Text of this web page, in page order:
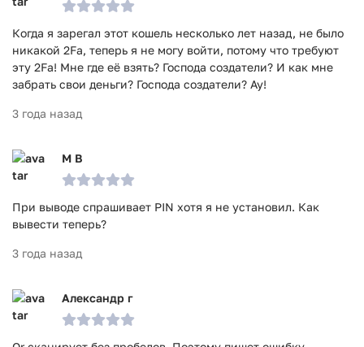
Когда я зарегал этот кошель несколько лет назад, не было
никакой 2Fa, теперь я не могу войти, потому что требуют
эту 2Fa! Мне где её взять? Господа создатели? И как мне
забрать свои деньги? Господа создатели? Ау!
3 года назад
M B
При выводе спрашивает PIN хотя я не установил. Как
вывести теперь?
3 года назад
Александр г